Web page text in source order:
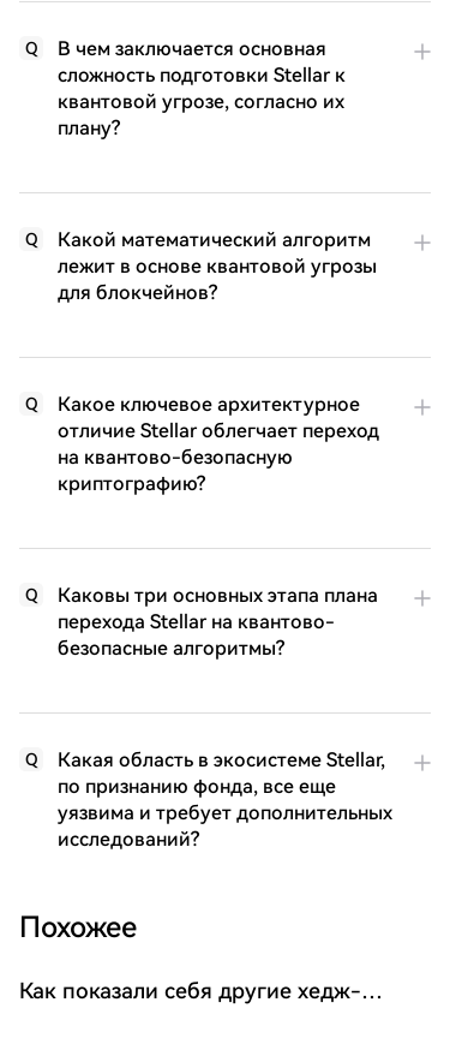
Q
В чем заключается основная
сложность подготовки Stellar к
квантовой угрозе, согласно их
плану?
Q
Какой математический алгоритм
лежит в основе квантовой угрозы
для блокчейнов?
Q
Какое ключевое архитектурное
отличие Stellar облегчает переход
на квантово-безопасную
криптографию?
Q
Каковы три основных этапа плана
перехода Stellar на квантово-
безопасные алгоритмы?
Q
Какая область в экосистеме Stellar,
по признанию фонда, все еще
уязвима и требует дополнительных
исследований?
Похожее
Как показали себя другие хедж-